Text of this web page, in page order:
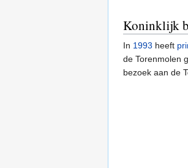
Koninklijk
In 1993 heeft
de Torenmolen
bezoek aan de